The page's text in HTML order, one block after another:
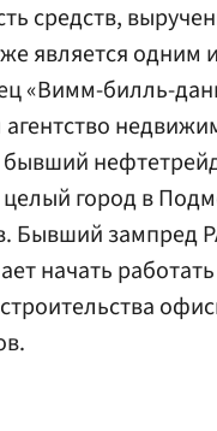
средств,
является одним
«Вимм-билль-
город в
Бывший зампред
начать